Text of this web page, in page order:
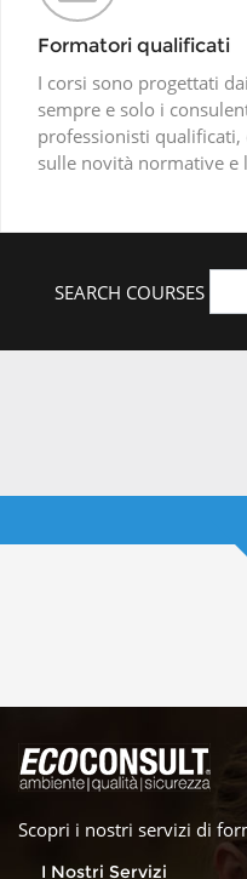
Formatori qualificati
I corsi sono progettati
sempre e solo i
professionisti
sulle novità normative e
SEARCH COURSES
Scopri i nostri servizi di
I Nostri Servizi